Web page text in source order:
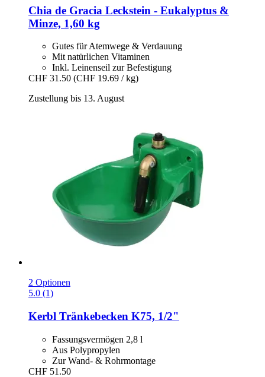
Chia de Gracia Leckstein -​ Eukalyptus &
Minze, 1,60 kg
Gutes für Atemwege & Verdauung
Mit natürlichen Vitaminen
Inkl. Leinenseil zur Befestigung
CHF 31.50 (CHF 19.69 / kg)
Zustellung bis 13. August
2 Optionen
5.0 (1)
Kerbl Tränkebecken K75, 1/2"
Fassungsvermögen 2,8 l
Aus Polypropylen
Zur Wand- & Rohrmontage
CHF 51.50